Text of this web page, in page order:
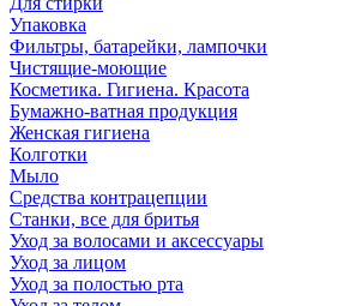
Упаковка
Фильтры, батарейки, лампочки
Чистящие-моющие
Косметика. Гигиена. Красота
Бумажно-ватная продукция
Женская гигиена
Колготки
Мыло
Средства контрацепции
Станки, все для бритья
Уход за волосами и аксессуары
Уход за лицом
Уход за полостью рта